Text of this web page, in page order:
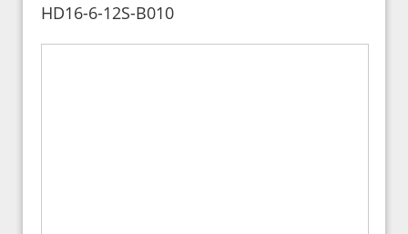
HD16-6-12S-B010